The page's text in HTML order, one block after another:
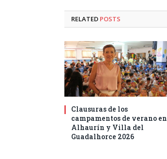
RELATED POSTS
Clausuras de los
campamentos de verano en
Alhaurín y Villa del
Guadalhorce 2026